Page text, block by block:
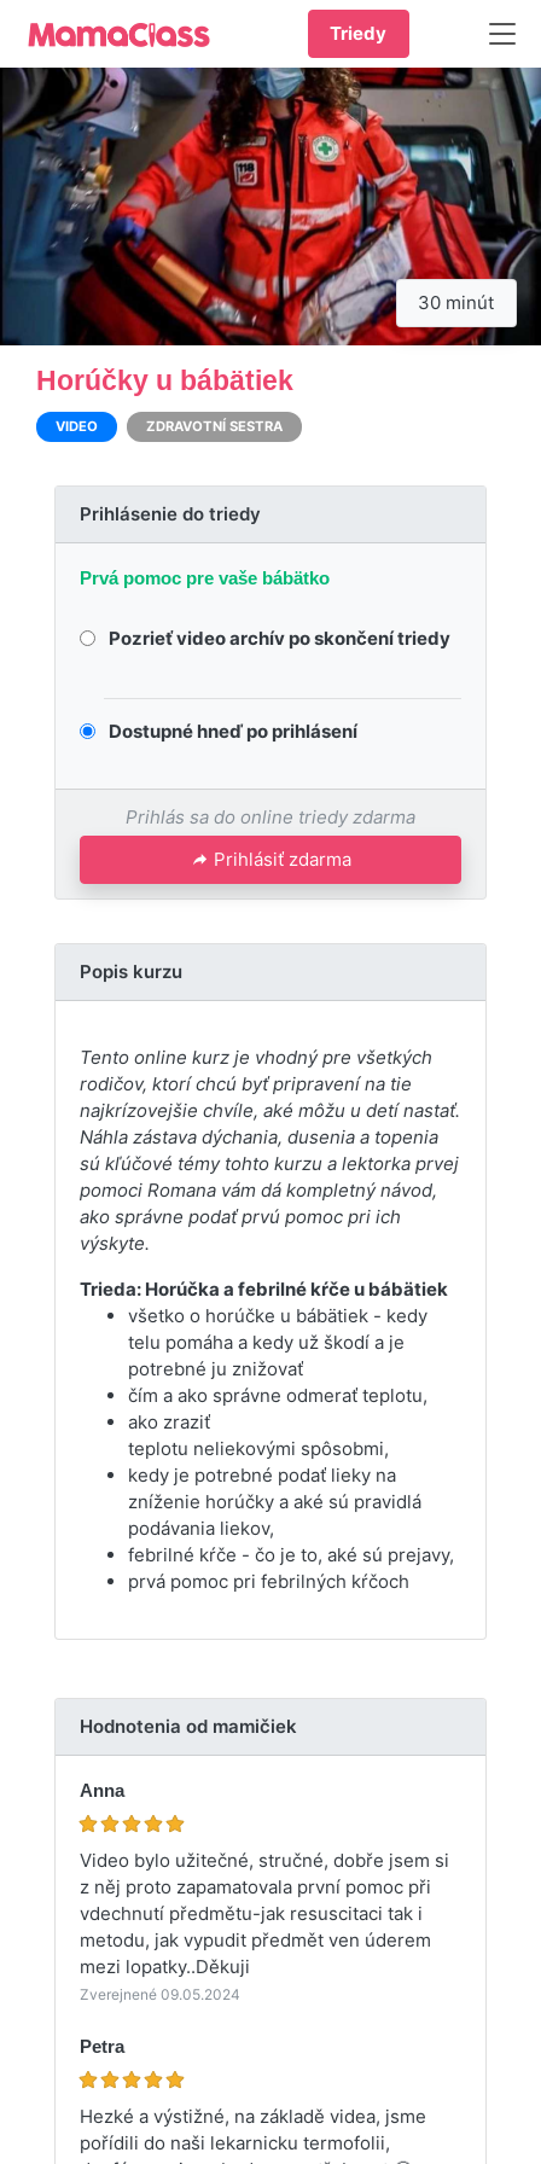
Triedy
30 minút
Horúčky u bábätiek
VIDEO ZDRAVOTNÍ SESTRA
Prihlásenie do triedy
Prvá pomoc pre vaše bábätko
Pozrieť video archív po skončení triedy
Dostupné hneď po prihlásení
Prihlás sa do online triedy zdarma
Prihlásiť zdarma
Popis kurzu
Tento online kurz je vhodný pre všetkých
rodičov, ktorí chcú byť pripravení na tie
najkrízovejšie chvíle, aké môžu u detí nastať.
Náhla zástava dýchania, dusenia a topenia
sú kľúčové témy tohto kurzu a lektorka prvej
pomoci Romana vám dá kompletný návod,
ako správne podať prvú pomoc pri ich
výskyte.
Trieda: Horúčka a febrilné kŕče u bábätiek
všetko o horúčke u bábätiek - kedy
telu pomáha a kedy už škodí a je
potrebné ju znižovať
čím a ako správne odmerať teplotu,
ako zraziť
teplotu neliekovými spôsobmi,
kedy je potrebné podať lieky na
zníženie horúčky a aké sú pravidlá
podávania liekov,
febrilné kŕče - čo je to, aké sú prejavy,
prvá pomoc pri febrilných kŕčoch
Hodnotenia od mamičiek
Anna
Video bylo užitečné, stručné, dobře jsem si
z něj proto zapamatovala první pomoc při
vdechnutí předmětu-jak resuscitaci tak i
metodu, jak vypudit předmět ven úderem
mezi lopatky..Děkuji
Zverejnené 09.05.2024
Petra
Hezké a výstižné, na základě videa, jsme
pořídili do naši lekarnicku termofolii,